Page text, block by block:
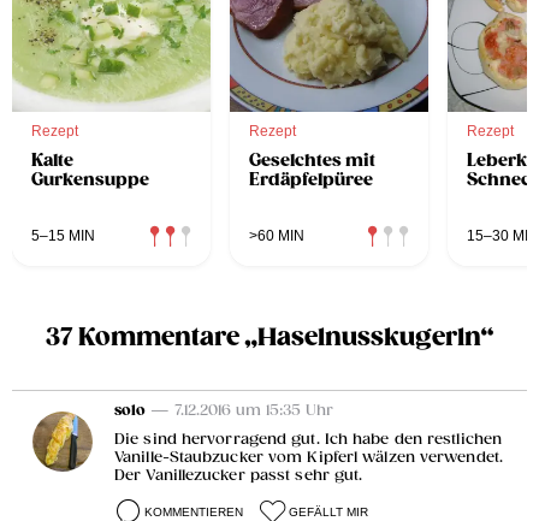
Rezept
Kalte
Gurkensuppe
5–15 MIN
Rezept
Geselchtes mit
Erdäpfelpüree
>60 MIN
Rezept
15–30 MIN
37 Kommentare „Haselnusskugerln“
solo — 7.12.2016 um 15:35 Uhr
Die sind hervorragend gut. Ich habe den restlichen
Vanille-Staubzucker vom Kipferl wälzen verwendet.
Der Vanillezucker passt sehr gut.
KOMMENTIEREN GEFÄLLT MIR